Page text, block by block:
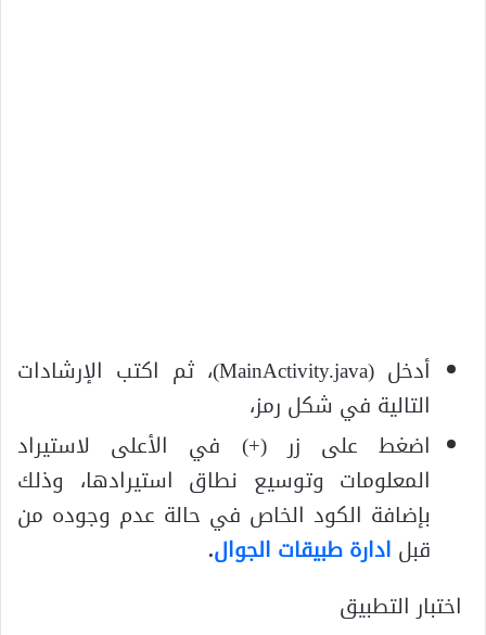
أدخل (MainActivity.java)، ثم اكتب الإرشادات
التالية في شكل رمز،
اضغط على زر (+) في الأعلى لاستيراد
المعلومات وتوسيع نطاق استيرادها، وذلك
بإضافة الكود الخاص في حالة عدم وجوده من
قبل ادارة طبيقات الجوال.
اختبار التطبيق